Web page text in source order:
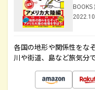
BOOKS
各国の地形や関係性をな
川や街道、島など旅気分